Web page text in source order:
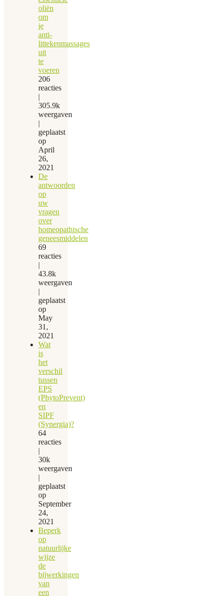
oliën
om
je
anti-
littekenmassages
uit
te
voeren
206
reacties
|
305.9k
weergaven
|
geplaatst
op
April
26,
2021
De
antwoorden
op
uw
vragen
over
homeopathische
geneesmiddelen
69
reacties
|
43.8k
weergaven
|
geplaatst
op
May
31,
2021
Wat
is
het
verschil
tussen
EPS
(PhytoPrevent)
en
SIPF
(Synergia)?
64
reacties
|
30k
weergaven
|
geplaatst
op
September
24,
2021
Beperk
op
natuurlijke
wijze
de
bijwerkingen
van
een